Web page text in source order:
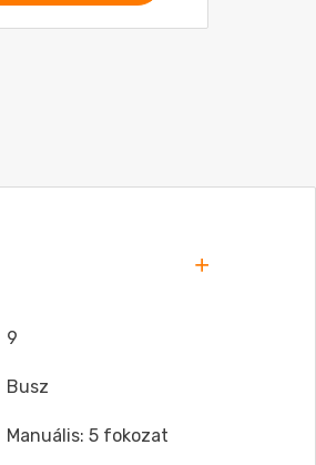
9
Busz
Manuális: 5 fokozat